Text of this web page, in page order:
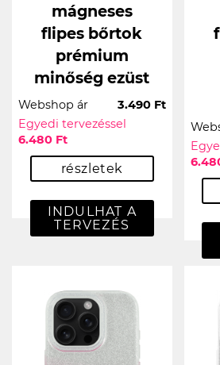
mágneses
flipes bőrtok
prémium
minőség ezüst
Webshop ár
3.490 Ft
Egyedi tervezéssel
6.480 Ft
részletek
INDULHAT A
TERVEZÉS